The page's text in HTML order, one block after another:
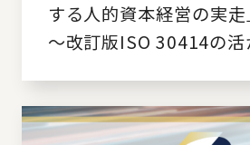
する人的資本経営の実
～改訂版ISO 30414の活